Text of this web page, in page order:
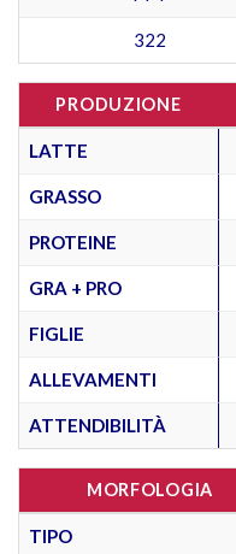
322
PRODUZIONE
LATTE
GRASSO
PROTEINE
GRA + PRO
FIGLIE
ALLEVAMENTI
ATTENDIBILITÀ
MORFOLOGIA
TIPO